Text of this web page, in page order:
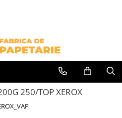
250/TOP XEROX